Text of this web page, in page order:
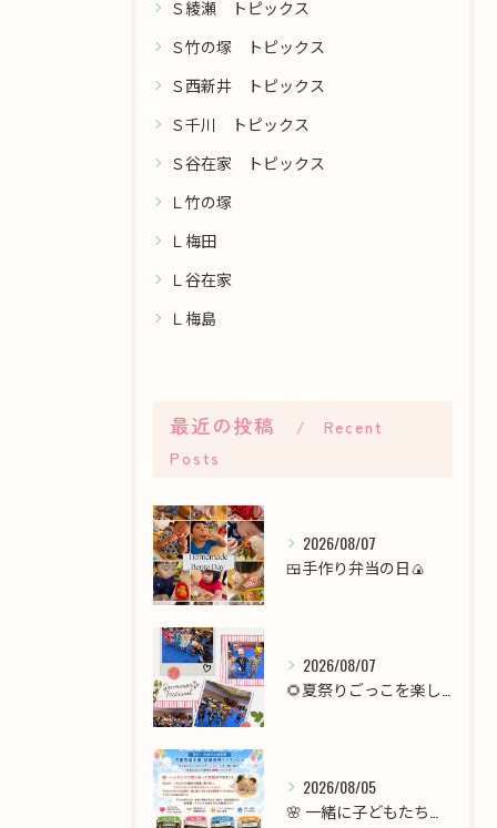
Ｓ綾瀬 トピックス
Ｓ竹の塚 トピックス
Ｓ西新井 トピックス
Ｓ千川 トピックス
Ｓ谷在家 トピックス
Ｌ竹の塚
Ｌ梅田
Ｌ谷在家
Ｌ梅島
最近の投稿
Recent
Posts
2026/08/07
🍱手作り弁当の日🍙
2026/08/07
2026/08/05